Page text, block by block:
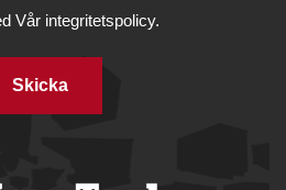
Vår integritetspolicy.
Skicka